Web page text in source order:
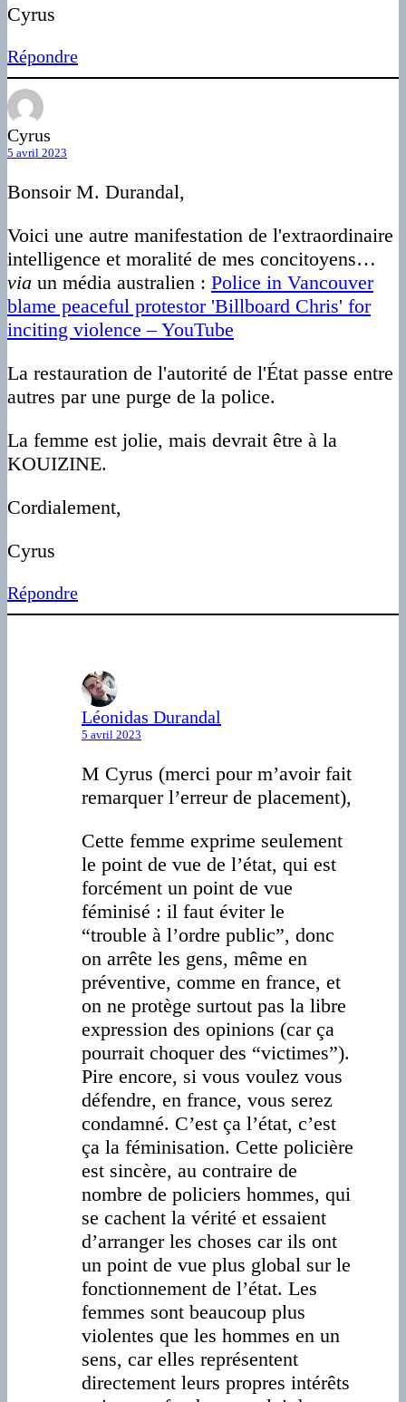
Cyrus
Répondre
Cyrus
5 avril 2023
Bonsoir M. Durandal,
Voici une autre manifestation de l'extraordinaire
intelligence et moralité de mes concitoyens…
via un média australien : Police in Vancouver
blame peaceful protestor 'Billboard Chris' for
inciting violence – YouTube
La restauration de l'autorité de l'État passe entre
autres par une purge de la police.
La femme est jolie, mais devrait être à la
KOUIZINE.
Cordialement,
Cyrus
Répondre
Léonidas Durandal
5 avril 2023
M Cyrus (merci pour m’avoir fait
remarquer l’erreur de placement),
Cette femme exprime seulement
le point de vue de l’état, qui est
forcément un point de vue
féminisé : il faut éviter le
“trouble à l’ordre public”, donc
on arrête les gens, même en
préventive, comme en france, et
on ne protège surtout pas la libre
expression des opinions (car ça
pourrait choquer des “victimes”).
Pire encore, si vous voulez vous
défendre, en france, vous serez
condamné. C’est ça l’état, c’est
ça la féminisation. Cette policière
est sincère, au contraire de
nombre de policiers hommes, qui
se cachent la vérité et essaient
d’arranger les choses car ils ont
un point de vue plus global sur le
fonctionnement de l’état. Les
femmes sont beaucoup plus
violentes que les hommes en un
sens, car elles représentent
directement leurs propres intérêts